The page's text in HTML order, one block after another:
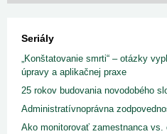
Seriály
„Konštatovanie smrti“ – otázky
úpravy a aplikačnej praxe
25 rokov budovania novodobého
Administratívnoprávna
Ako monitorovať zamestnanca vs.